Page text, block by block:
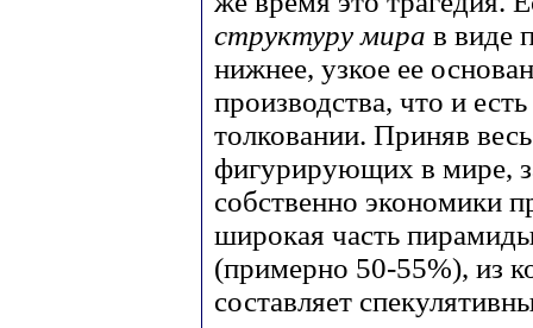
структуру мира в виде
нижнее, узкое ее
производства, что и
толковании. Приняв
фигурирующих в мире,
собственно экономики
широкая часть
(примерно 50-55%), из
составляет